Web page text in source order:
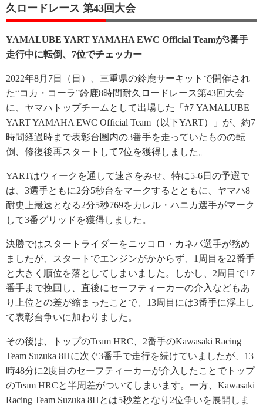
久ロードレース 第43回大会
YAMALUBE YART YAMAHA EWC Official Teamが3番手
走行中に転倒、7位でチェッカー
2022年8月7日（日）、三重県の鈴鹿サーキットで開催され
た“コカ・コーラ”鈴鹿8時間耐久ロードレース第43回大会
に、ヤマハトップチームとして出場した「#7 YAMALUBE
YART YAMAHA EWC Official Team（以下YART）」が、約7
時間経過時まで表彰台圏内の3番手を走っていたものの転
倒、修復後再スタートして7位を獲得しました。
YARTはウィークを通して速さをみせ、特に5-6日の予選で
は、3選手ともに2分5秒台をマークするとともに、ヤマハ8
耐史上最速となる2分5秒769をカレル・ハニカ選手がマーク
して3番グリッドを獲得しました。
決勝ではスタートライダーをニッコロ・カネパ選手が務め
ましたが、スタートでエンジンがかからず、1周目を22番手
と大きく順位を落としてしまいました。しかし、2周目で17
番手まで挽回し、直後にセーフティーカーの介入などもあ
り上位との差が縮まったことで、13周目には3番手に浮上し
て表彰台争いに加わりました。
その後は、トップのTeam HRC、2番手のKawasaki Racing
Team Suzuka 8Hに次ぐ3番手で走行を続けていましたが、13
時48分に2度目のセーフティーカーが介入したことでトップ
のTeam HRCと半周差がついてしまいます。一方、Kawasaki
Racing Team Suzuka 8Hとは5秒差となり2位争いを展開しま